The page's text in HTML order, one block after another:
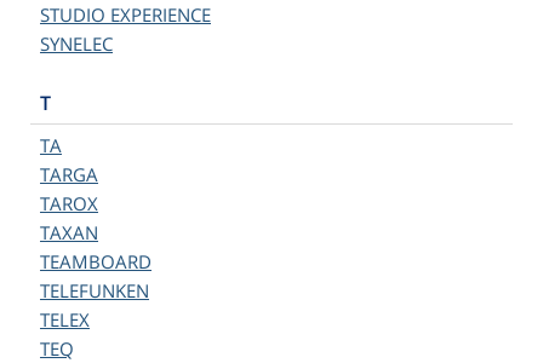
STUDIO EXPERIENCE
SYNELEC
T
TA
TARGA
TAROX
TAXAN
TEAMBOARD
TELEFUNKEN
TELEX
TEQ